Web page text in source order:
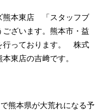
熊本東店 「スタッフブ
ざいます。熊本市・益
行っております。 株式
東店の吉﨑です。
熊本県が大荒れになる予